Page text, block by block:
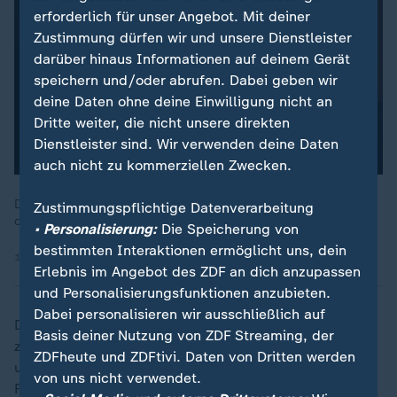
Die Folge "München Mord - Das Kamel und die Blume" zeigt
das ZDF auch am 20. Mai 2026 ab 20:15 Uhr.
13.11.2021 | 88:31 min
Der vielfach ausgezeichnete Schauspieler arbeitete
zunächst an den großen deutschsprachigen Bühnen,
unter anderem den Münchner Kammerspielen, der
Freien Volksbühne Berlin und in den Salzburger
erforderlich für unser Angebot. Mit deiner
Zustimmung dürfen wir und unsere Dienstleister
darüber hinaus Informationen auf deinem Gerät
speichern und/oder abrufen. Dabei geben wir
deine Daten ohne deine Einwilligung nicht an
Dritte weiter, die nicht unsere direkten
Dienstleister sind. Wir verwenden deine Daten
auch nicht zu kommerziellen Zwecken.
Zustimmungspflichtige Datenverarbeitung
• Personalisierung:Die Speicherung von
bestimmten Interaktionen ermöglicht uns, dein
Erlebnis im Angebot des ZDF an dich anzupassen
und Personalisierungsfunktionen anzubieten.
Dabei personalisieren wir ausschließlich auf
Basis deiner Nutzung von ZDF Streaming, der
ZDFheute und ZDFtivi. Daten von Dritten werden
von uns nicht verwendet.